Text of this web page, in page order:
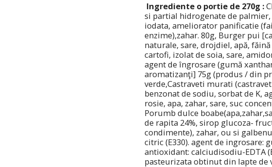
Ingrediente o portie de 270g :
si partial hidrogenate de
iodata, ameliorator panificatie
enzime),zahar. 80g, Burger pui
naturale, sare, drojdiel, apă,
cartofi, izolat de soia, sare,
agent de îngrosare (gumă
aromatizanţi] 75g (produs / din
verde,Castraveti murati
benzonat de sodiu, sorbat de K,
rosie, apa, zahar, sare, suc
Porumb dulce
de rapita 24%, sirop glucoza-
condimente), zahar, ou si
citric (E330). agent de ingrosare:
antioxidant: calciudisodiu-EDTA
pasteurizata obtinut din lapte